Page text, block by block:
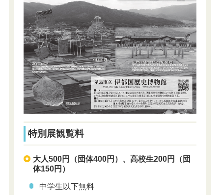
特別展観覧料
大人500円（団体400円）、高校生200円（団
体150円）
中学生以下無料